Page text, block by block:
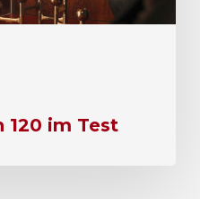
120 im Test